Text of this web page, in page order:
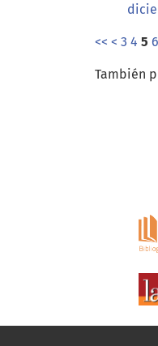
<< < 3 4 5 6
También